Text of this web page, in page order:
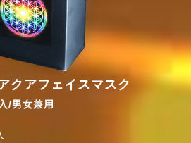
クアフェイスマスク
/男女兼用